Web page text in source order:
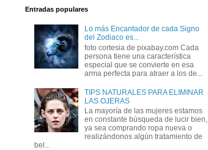
Entradas populares
Lo más Encantador de cada Signo
del Zodiaco es...
foto cortesia de pixabay.com Cada
persona tiene una característica
especial que se convierte en esa
arma perfecta para atraer a los de...
TIPS NATURALES PARA ELIMINAR
LAS OJERAS
La mayoría de las mujeres estamos
en constante búsqueda de lucir bien,
ya sea comprando ropa nueva o
realizándonos algún tratamiento de
bel...